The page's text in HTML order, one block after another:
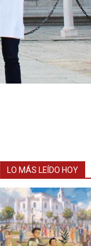
LO MÁS LEÍDO HOY